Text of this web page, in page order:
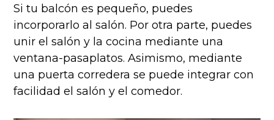
Si tu balcón es pequeño, puedes
incorporarlo al salón. Por otra parte, puedes
unir el salón y la cocina mediante una
ventana-pasaplatos. Asimismo, mediante
una puerta corredera se puede integrar con
facilidad el salón y el comedor.